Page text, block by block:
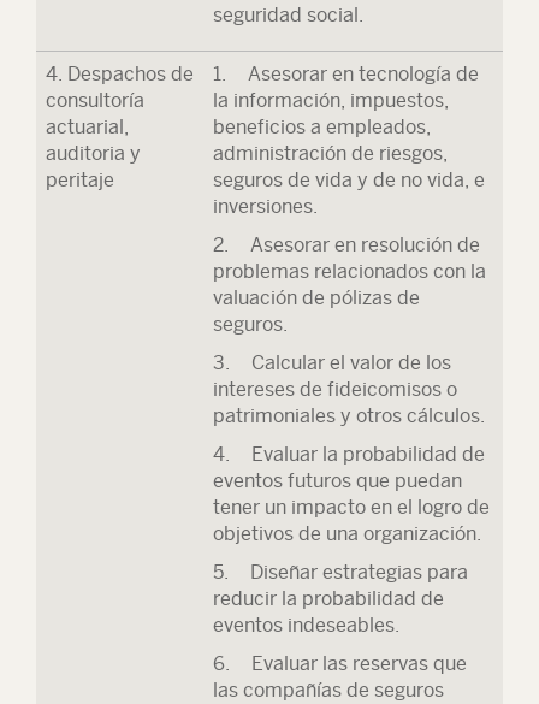
seguridad social.
4. Despachos de
consultoría
actuarial,
auditoria y
peritaje
1. Asesorar en tecnología de
la información, impuestos,
beneficios a empleados,
administración de riesgos,
seguros de vida y de no vida, e
inversiones.
2. Asesorar en resolución de
problemas relacionados con la
valuación de pólizas de
seguros.
3. Calcular el valor de los
intereses de fideicomisos o
patrimoniales y otros cálculos.
4. Evaluar la probabilidad de
eventos futuros que puedan
tener un impacto en el logro de
objetivos de una organización.
5. Diseñar estrategias para
reducir la probabilidad de
eventos indeseables.
6. Evaluar las reservas que
las compañías de seguros